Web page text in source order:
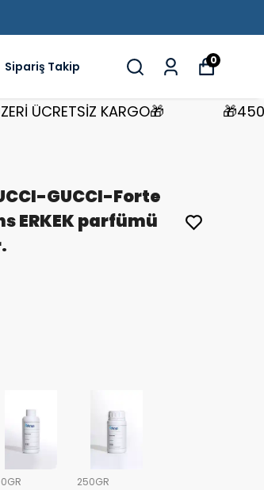
Sipariş Takip 0
KARGO🎁 🎁4500
GUCCI-Forte
ERKEK parfümü
250GR